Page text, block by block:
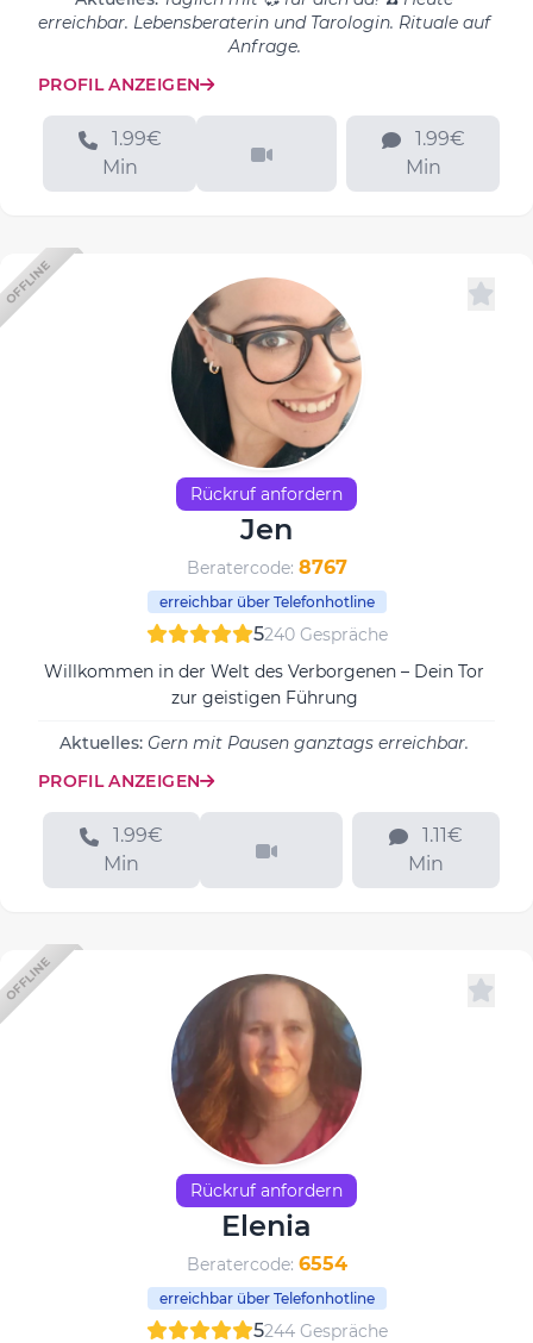
erreichbar. Lebensberaterin und Tarologin. Rituale auf
Anfrage.
PROFIL ANZEIGEN
Min
Min
OFFLINE
Rückruf anfordern
Jen
Beratercode: 8767
erreichbar über Telefonhotline
5240 Gespräche
Willkommen in der Welt des Verborgenen – Dein Tor
zur geistigen Führung
Aktuelles: Gern mit Pausen ganztags erreichbar.
PROFIL ANZEIGEN
Min
Min
OFFLINE
Rückruf anfordern
Elenia
Beratercode: 6554
erreichbar über Telefonhotline
5244 Gespräche